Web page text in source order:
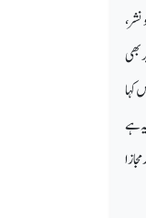
،
بھی
کہا
ہے